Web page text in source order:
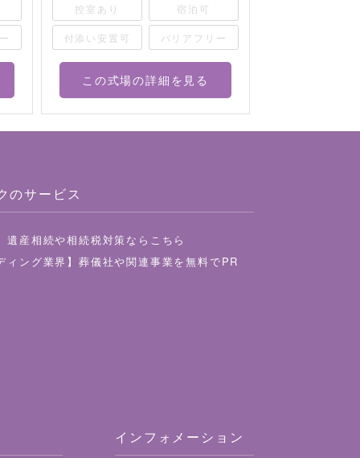
控室あり 宿泊可
付添い安置可 バリアフリー
この式場の詳細を見る
のサービス
遺産相続や相続税対策ならこちら
ィング業界】葬儀社や関連事業を無料でPR
インフォメーション